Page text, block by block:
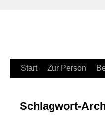
Zum
springen
Start Zur Person
Schlagwort-